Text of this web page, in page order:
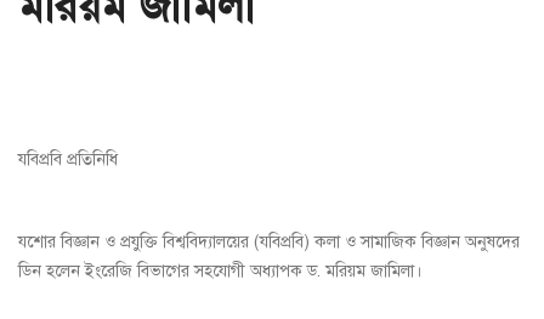
যবিপ্রবি প্রতিনিধি
যশোর বিজ্ঞান ও প্রযুক্তি বিশ্ববিদ্যালয়ের (যবিপ্রবি) কলা ও সামাজিক বিজ্ঞান অনুষদের
ডিন হলেন ইংরেজি বিভাগের সহযোগী অধ্যাপক ড. মরিয়ম জামিলা।